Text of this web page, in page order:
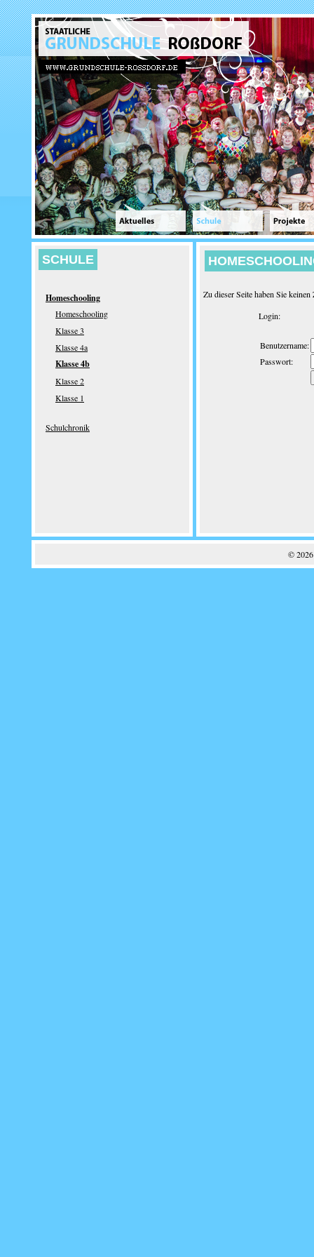
SCHULE
Homeschooling
Homeschooling
Klasse 3
Klasse 4a
Klasse 4b
Klasse 2
Klasse 1
Schulchronik
Zu dieser Seite haben Sie
Login:
Benutzername:
Passwort:
©